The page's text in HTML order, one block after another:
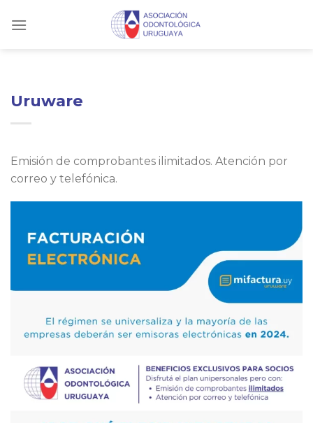
Uruware
Emisión de comprobantes ilimitados. Atención por
correo y telefónica.